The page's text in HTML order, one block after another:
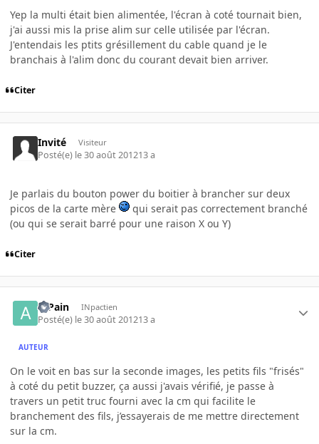
Yep la multi était bien alimentée, l'écran à coté tournait bien,
j'ai aussi mis la prise alim sur celle utilisée par l'écran.
J'entendais les ptits grésillement du cable quand je le
branchais à l'alim donc du courant devait bien arriver.
Citer
Invité Visiteur
Posté(e) le 30 août 201213 a
Je parlais du bouton power du boitier à brancher sur deux
picos de la carte mère
qui serait pas correctement branché
(ou qui se serait barré pour une raison X ou Y)
Citer
atPain INpactien
Posté(e) le 30 août 201213 a
AUTEUR
On le voit en bas sur la seconde images, les petits fils "frisés"
à coté du petit buzzer, ça aussi j'avais vérifié, je passe à
travers un petit truc fourni avec la cm qui facilite le
branchement des fils, j’essayerais de me mettre directement
sur la cm.